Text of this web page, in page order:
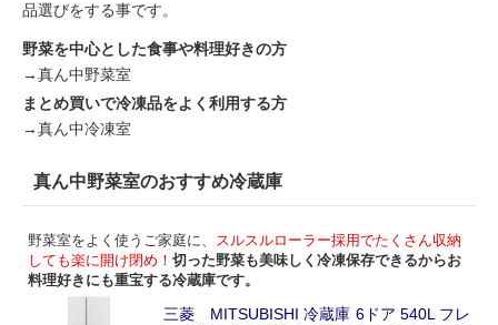
品選びをする事です。
野菜を中心とした食事や料理好きの方
→真ん中野菜室
まとめ買いで冷凍品をよく利用する方
→真ん中冷凍室
真ん中野菜室のおすすめ冷蔵庫
野菜室をよく使うご家庭に、 スルスルローラー採用でたくさん収納
しても楽に開け閉め！ 切った野菜も美味しく冷凍保存できるからお
料理好きにも重宝する冷蔵庫です。
三菱 MITSUBISHI 冷蔵庫 6ドア 540L フレ